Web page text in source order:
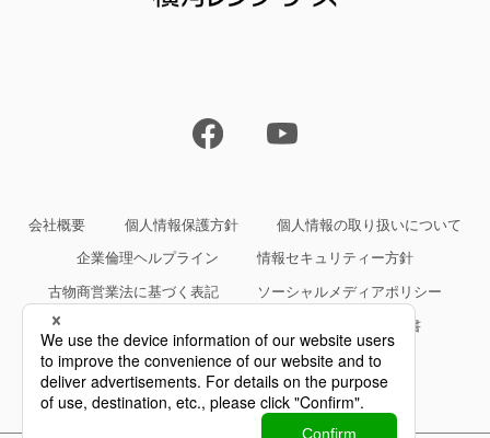
会社概要 個人情報保護方針 個人情報の取り扱いについて
企業倫理ヘルプライン 情報セキュリティー方針
古物商営業法に基づく表記 ソーシャルメディアポリシー
約款・規約等、サービス仕様書